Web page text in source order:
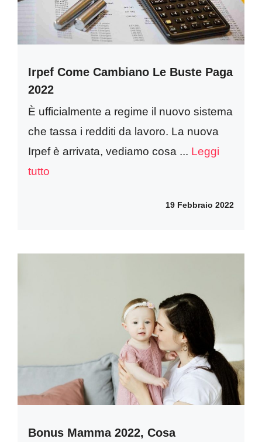
Irpef Come Cambiano Le Buste Paga
2022
È ufficialmente a regime il nuovo sistema
che tassa i redditi da lavoro. La nuova
Irpef è arrivata, vediamo cosa ... Leggi
tutto
19 Febbraio 2022
Bonus Mamma 2022, Cosa